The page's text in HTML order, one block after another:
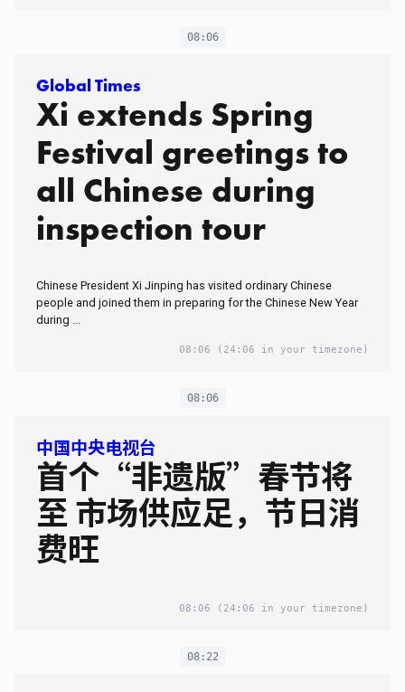
08:06
Global Times
Xi extends Spring
Festival greetings to
all Chinese during
inspection tour
Chinese President Xi Jinping has visited ordinary Chinese
people and joined them in preparing for the Chinese New Year
during ...
08:06 (24:06 in your timezone)
08:06
中国中央电视台
首个“非遗版”春节将
至 市场供应足，节日消
费旺
08:06 (24:06 in your timezone)
08:22